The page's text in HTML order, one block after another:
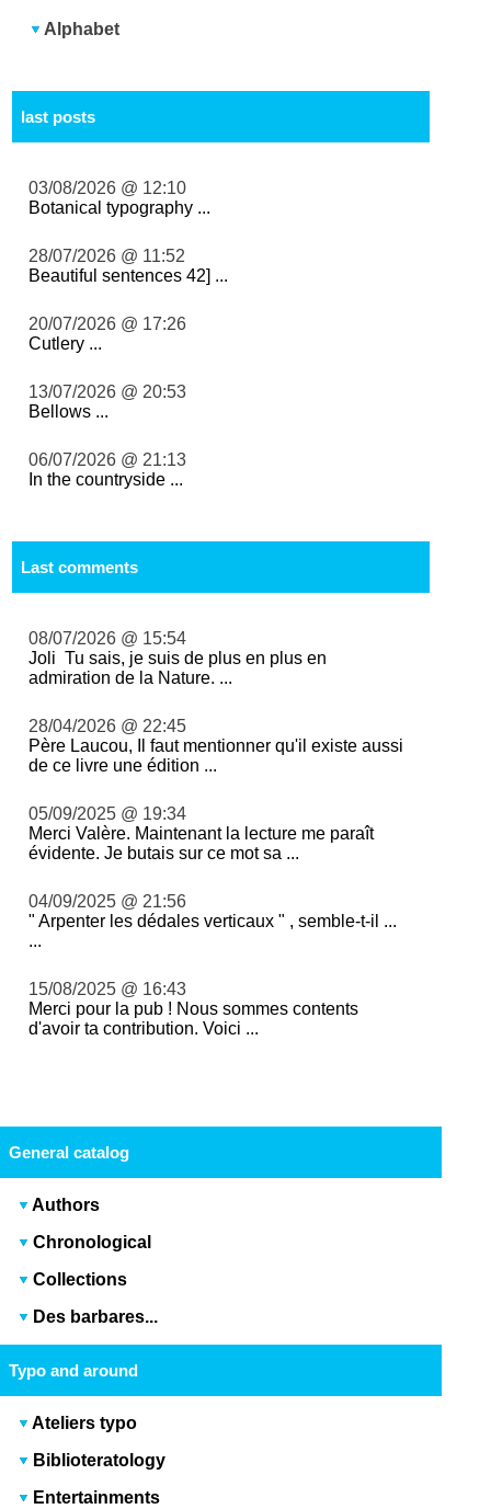
Alphabet
last posts
03/08/2026 @ 12:10
Botanical typography ...
28/07/2026 @ 11:52
Beautiful sentences 42] ...
20/07/2026 @ 17:26
Cutlery ...
13/07/2026 @ 20:53
Bellows ...
06/07/2026 @ 21:13
In the countryside ...
Last comments
08/07/2026 @ 15:54
Joli Tu sais, je suis de plus en plus en
admiration de la Nature. ...
28/04/2026 @ 22:45
Père Laucou, Il faut mentionner qu'il existe aussi
de ce livre une édition ...
05/09/2025 @ 19:34
Merci Valère. Maintenant la lecture me paraît
évidente. Je butais sur ce mot sa ...
04/09/2025 @ 21:56
" Arpenter les dédales verticaux " , semble-t-il ...
...
15/08/2025 @ 16:43
Merci pour la pub ! Nous sommes contents
d'avoir ta contribution. Voici ...
General catalog
Authors
Chronological
Collections
Des barbares...
Typo and around
Ateliers typo
Biblioteratology
Entertainments